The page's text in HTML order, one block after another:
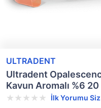
ULTRADENT
Ultradent
Kavun Aromalı %6 20
İlk Yorumu Siz